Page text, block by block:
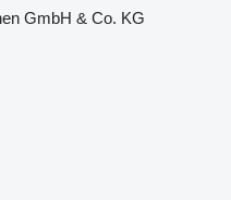
GmbH & Co. KG